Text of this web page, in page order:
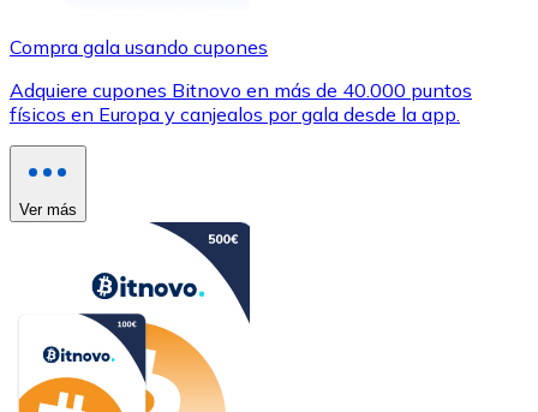
Compra gala usando cupones
Adquiere cupones Bitnovo en más de 40.000 puntos
físicos en Europa y canjealos por gala desde la app.
Ver más